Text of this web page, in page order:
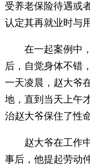
受养老保险待遇或
认定其再就业时与
在一起案例中，
后，自觉身体不错
一天凌晨，赵大爷
地，直到当天上午
治赵大爷保住了性命
赵大爷在工作中
事后，他提起劳动